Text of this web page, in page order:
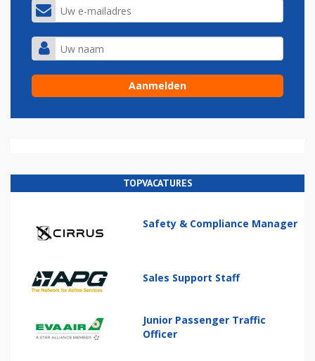
TOPVACATURES
Safety & Compliance Manager
Sales Support Staff
Junior Passenger Traffic
Officer